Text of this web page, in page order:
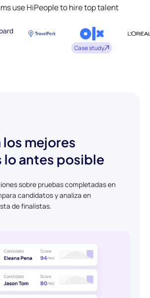
use HiPeople to hire top talent
Case study
mejores
antes posible
sobre pruebas completadas en
candidatos y analiza en
de finalistas.